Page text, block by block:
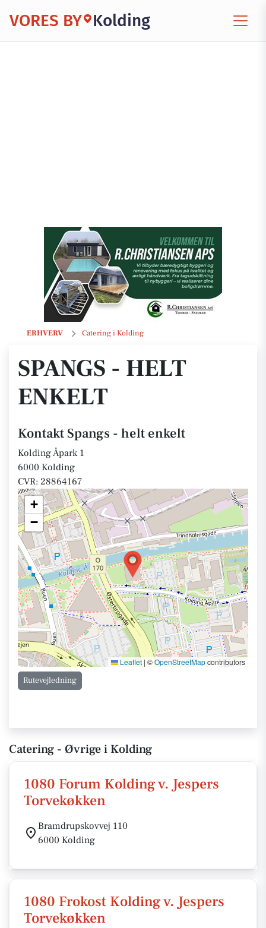
VORES BY Kolding
ERHVERV Catering i Kolding
Spangs - helt enkelt
SPANGS - HELT
ENKELT
Kontakt Spangs - helt enkelt
Kolding Åpark 1
6000 Kolding
CVR: 28864167
+
−
Leaflet | ©OpenStreetMapcontributors
Rutevejledning
Catering - Øvrige i Kolding
1080 Forum Kolding v. Jespers
Torvekøkken
Bramdrupskovvej 110
6000 Kolding
1080 Frokost Kolding v. Jespers
Torvekøkken